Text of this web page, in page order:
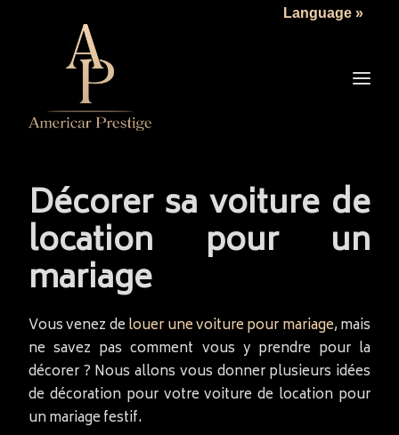
LA SOCIÉTÉ
LES VÉHICULES
TARIFS
NOUS CONTACTER
Décorer sa voiture de
location pour un
mariage
Vous venez delouer une voiture pour mariage, mais
ne savez pas comment vous y prendre pour la
décorer ? Nous allons vous donner plusieurs idées
de décoration pour votre voiture de location pour
un mariage festif.
Language »